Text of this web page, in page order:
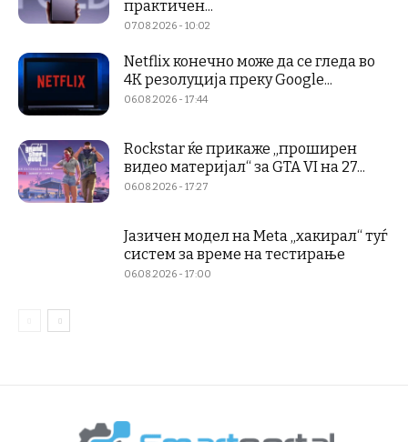
практичен...
07.08.2026 - 10:02
Netflix конечно може да се гледа во
4K резолуција преку Google...
06.08.2026 - 17:44
Rockstar ќе прикаже „проширен
видео материјал“ за GTA VI на 27...
06.08.2026 - 17:27
Јазичен модел на Meta „хакирал“ туѓ
систем за време на тестирање
06.08.2026 - 17:00